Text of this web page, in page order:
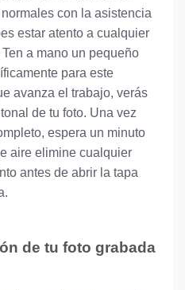
con la asistencia
estar atento a cualquier
Ten a mano un pequeño
para este
avanza el trabajo, verás
de tu foto. Una vez
espera un minuto
aire elimine cualquier
antes de abrir la tapa
de tu foto grabada